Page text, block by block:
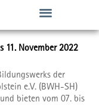
11. November 2022
der
e.V. (BWH-SH)
bieten vom 07. bis